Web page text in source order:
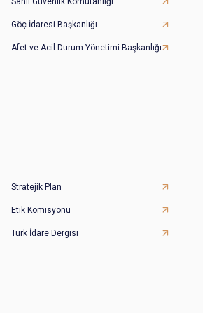
Göç İdaresi Başkanlığı
Afet ve Acil Durum Yönetimi Başkanlığı
Stratejik Plan
Etik Komisyonu
Türk İdare Dergisi